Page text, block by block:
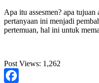
Apa itu assesmen? apa tujuan
pertanyaan ini menjadi
pertemuan, hal ini untuk
Post Views: 1,262